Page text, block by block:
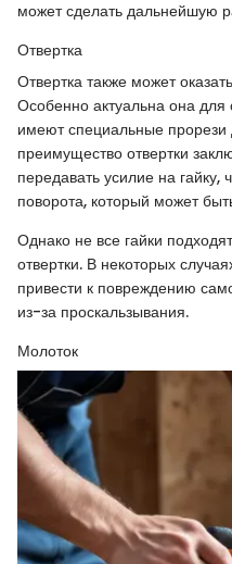
может сделать дальнейшую
Отвертка
Отвертка также может
Особенно актуальна она для
имеют специальные прорези
преимущество отвертки
передавать усилие на гайку,
поворота, который может
Однако не все гайки
отвертки. В некоторых
привести к повреждению
из-за проскальзывания.
Молоток